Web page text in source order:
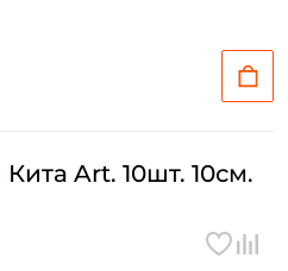
Art. 10шт. 10см.